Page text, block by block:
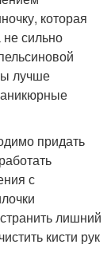
которая
не сильно
лучше
придать
с
лишний
кисти рук